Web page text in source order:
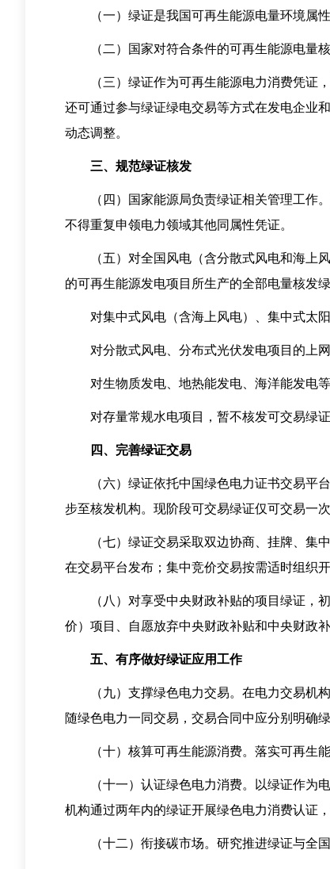
（一）绿证是我国可再生能源电量环境属性
（二）国家对符合条件的可再生能源电量核
（三）绿证作为可再生能源电力消费凭证，
还可通过参与绿证绿电交易等方式在发电企业
动态调整。
三、规范绿证核发
（四）国家能源局负责绿证相关管理工作。
不得重复申领电力领域其他同属性凭证。
（五）对全国风电（含分散式风电和海上风
的可再生能源发电项目所生产的全部电量核发
对集中式风电（含海上风电）、集中式太阳
对分散式风电、分布式光伏发电项目的上网
对生物质发电、地热能发电、海洋能发电等
对存量常规水电项目，暂不核发可交易绿证
四、完善绿证交易
（六）绿证依托中国绿色电力证书交易平台
步至核发机构。现阶段可交易绿证仅可交易一次
（七）绿证交易采取双边协商、挂牌、集中
在交易平台发布；集中竞价交易按需适时组织
（八）对享受中央财政补贴的项目绿证，初
价）项目、自愿放弃中央财政补贴和中央财政
五、有序做好绿证应用工作
（九）支撑绿色电力交易。在电力交易机构
随绿色电力一同交易，交易合同中应分别明确
（十）核算可再生能源消费。落实可再生能
（十一）认证绿色电力消费。以绿证作为电
机构通过两年内的绿证开展绿色电力消费认证
（十二）衔接碳市场。研究推进绿证与全国